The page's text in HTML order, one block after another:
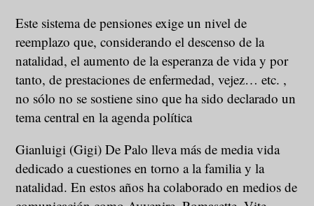
Este sistema de pensiones exige un nivel de
reemplazo que, considerando el descenso de la
natalidad, el aumento de la esperanza de vida y por
tanto, de prestaciones de enfermedad, vejez… etc. ,
no sólo no se sostiene sino que ha sido declarado un
tema central en la agenda política
Gianluigi (Gigi) De Palo lleva más de media vida
dedicado a cuestiones en torno a la familia y la
natalidad. En estos años ha colaborado en medios de